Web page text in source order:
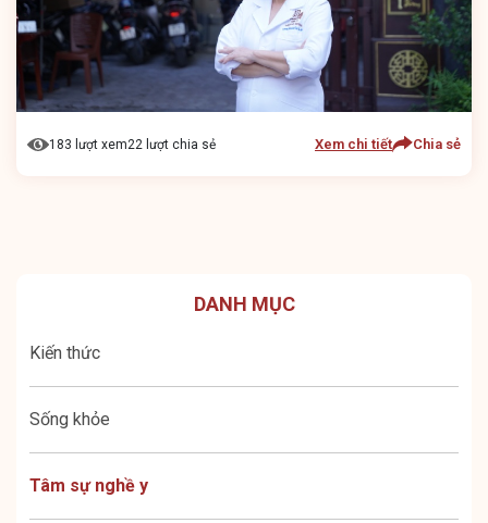
183 lượt xem22 lượt chia sẻ Xem chi tiết Chia sẻ
DANH MỤC
Kiến thức
Sống khỏe
Tâm sự nghề y